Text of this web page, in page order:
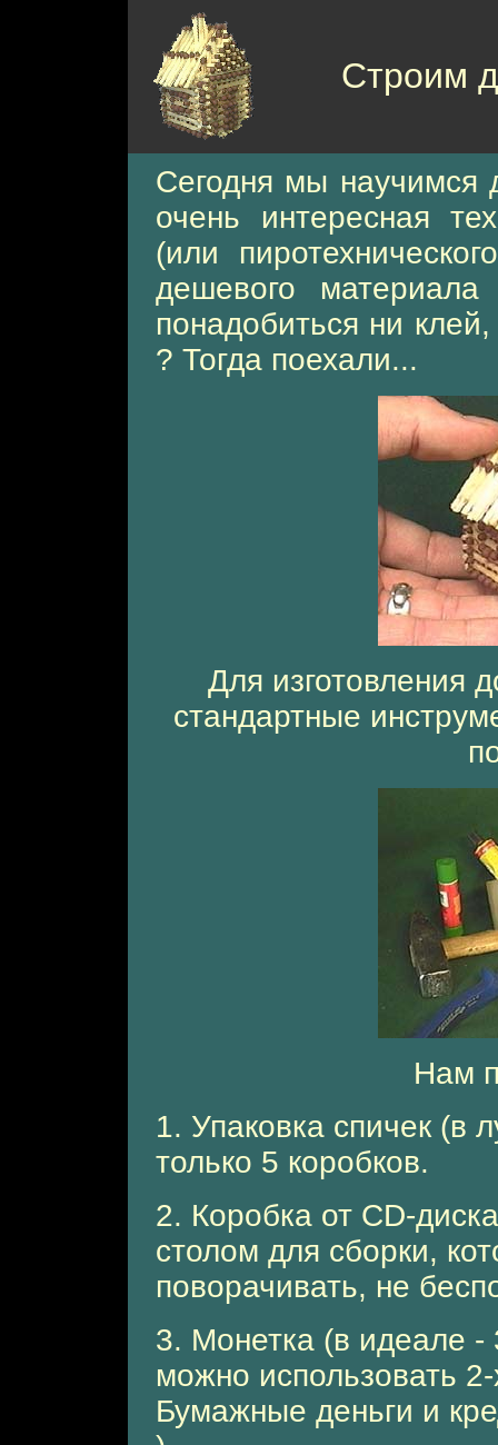
Строим
Сегодня мы научимся
очень интересная
(или
дешевого
понадобиться ни
? Тогда поехали...
Для изготовления
стандартные
Hам
1. Упаковка спичек (в
только 5 коробков.
2. Коробка от CD-
столом для сборки,
поворачивать, не
3. Монетка (в идеале -
можно использовать
Бумажные деньги и